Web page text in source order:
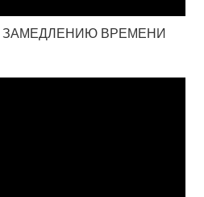
ЗАМЕДЛЕНИЮ ВРЕМЕНИ